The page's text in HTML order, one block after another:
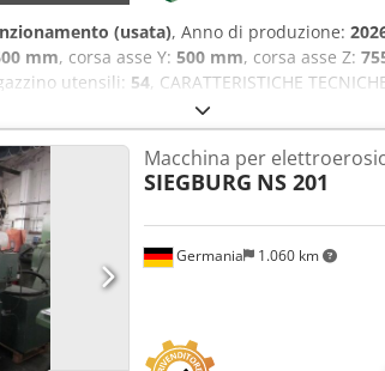
(usata), Anno di produzione:
mm, corsa asse Y: 500 mm, corsa asse Z:
utensili: 54 , CARATTERISTICHE
numerico (CNC) Corsa asse X: 600 mm
mm Tipo asse W: Servomotore Lunghezza
Dcodpfxezhnigj Amask CARATTERISTICHE
Altezza: 2.280 mm Altezza massima: 2.785
elettrico con 36 posizioni
CAD con interfaccia touch intuitiva
dell'usura Lavorazione di fori ciechi
Erosione di filettature per materiali temprati
diametri Assi di indicizzazione,
l con sistema di filtraggio Misurazione della
Germania 1.060 km
Macchina per
SIEGBURG NS 201